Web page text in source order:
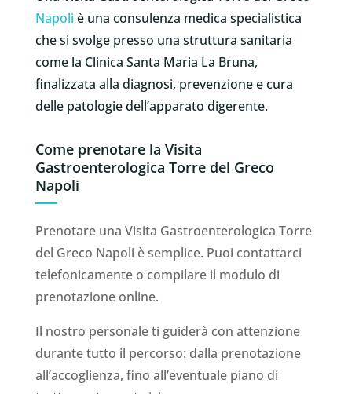
Napoli è una consulenza medica specialistica
che si svolge presso una struttura sanitaria
come la Clinica Santa Maria La Bruna,
finalizzata alla diagnosi, prevenzione e cura
delle patologie dell’apparato digerente.
Come prenotare la Visita
Gastroenterologica Torre del Greco
Napoli
Prenotare una Visita Gastroenterologica Torre
del Greco Napoli è semplice. Puoi contattarci
telefonicamente o compilare il modulo di
prenotazione online.
Il nostro personale ti guiderà con attenzione
durante tutto il percorso: dalla prenotazione
all’accoglienza, fino all’eventuale piano di